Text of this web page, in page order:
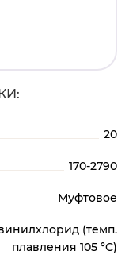
20
170-2790
Муфтовое
(темп.
плавления 105 °C)